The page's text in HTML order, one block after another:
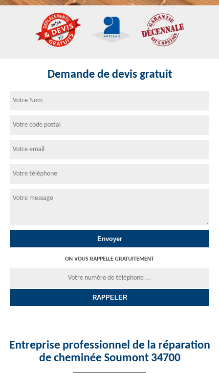
Demande de devis gratuit
ON VOUS RAPPELLE GRATUITEMENT
Entreprise professionnel de la réparation
de cheminée Soumont 34700